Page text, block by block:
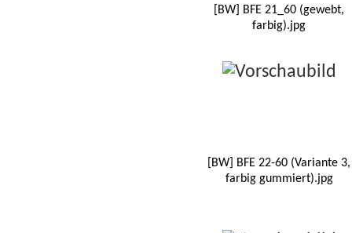
[BW] BFE 21_60 (gewebt,
farbig).jpg
[BW] BFE 22-60 (Variante 3,
farbig gummiert).jpg